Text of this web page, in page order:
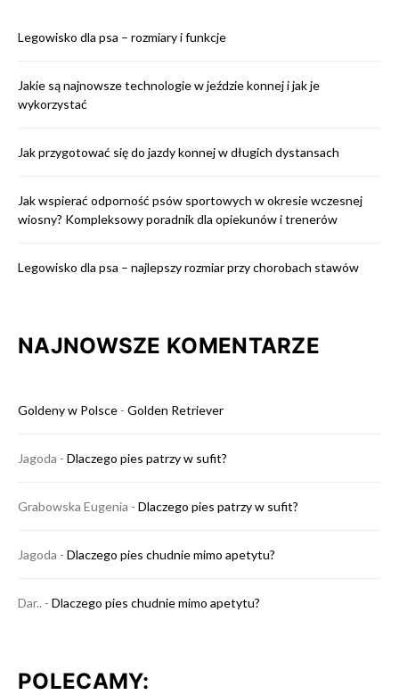
Legowisko dla psa – rozmiary i funkcje
Jakie są najnowsze technologie w jeździe konnej i jak je
wykorzystać
Jak przygotować się do jazdy konnej w długich dystansach
Jak wspierać odporność psów sportowych w okresie wczesnej
wiosny? Kompleksowy poradnik dla opiekunów i trenerów
Legowisko dla psa – najlepszy rozmiar przy chorobach stawów
NAJNOWSZE KOMENTARZE
Goldeny w Polsce - Golden Retriever
Jagoda - Dlaczego pies patrzy w sufit?
Grabowska Eugenia - Dlaczego pies patrzy w sufit?
Jagoda - Dlaczego pies chudnie mimo apetytu?
Dar.. - Dlaczego pies chudnie mimo apetytu?
POLECAMY: